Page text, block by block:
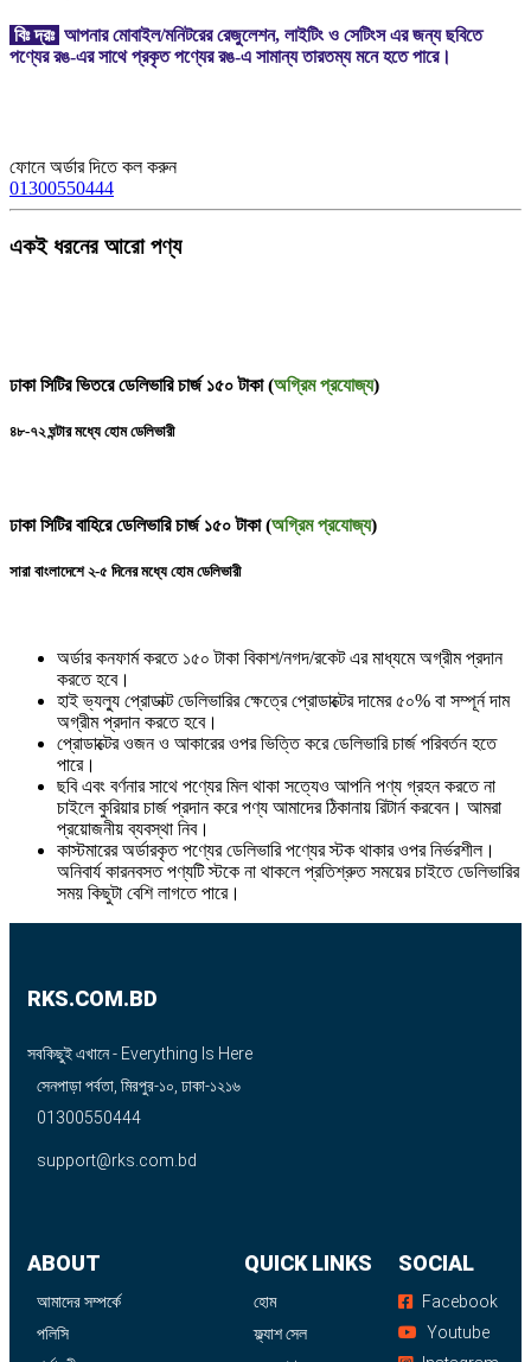
বিঃ দ্রঃ আপনার মোবাইল/মনিটরের রেজুলেশন, লাইটিং ও সেটিংস এর জন্য ছবিতে
পণ্যের রঙ-এর সাথে প্রকৃত পণ্যের রঙ-এ সামান্য তারতম্য মনে হতে পারে।
ফোনে অর্ডার দিতে কল করুন
01300550444
একই ধরনের আরো পণ্য
ঢাকা সিটির ভিতরে ডেলিভারি চার্জ ১৫০ টাকা (অগ্রিম প্রযোজ্য)
৪৮-৭২ ঘন্টার মধ্যে হোম ডেলিভারী
ঢাকা সিটির বাহিরে ডেলিভারি চার্জ ১৫০ টাকা (অগ্রিম প্রযোজ্য)
সারা বাংলাদেশে ২-৫ দিনের মধ্যে হোম ডেলিভারী
অর্ডার কনফার্ম করতে ১৫০ টাকা বিকাশ/নগদ/রকেট এর মাধ্যমে অগ্রীম প্রদান
করতে হবে।
হাই ভ্যল্যু প্রোডাক্ট ডেলিভারির ক্ষেত্রে প্রোডাক্টের দামের ৫০% বা সম্পূর্ন দাম
অগ্রীম প্রদান করতে হবে।
প্রোডাক্টের ওজন ও আকারের ওপর ভিত্তি করে ডেলিভারি চার্জ পরিবর্তন হতে
পারে।
ছবি এবং বর্ণনার সাথে পণ্যের মিল থাকা সত্যেও আপনি পণ্য গ্রহন করতে না
চাইলে কুরিয়ার চার্জ প্রদান করে পণ্য আমাদের ঠিকানায় রিটার্ন করবেন। আমরা
প্রয়োজনীয় ব্যবস্থা নিব।
কাস্টমারের অর্ডারকৃত পণ্যের ডেলিভারি পণ্যের স্টক থাকার ওপর নির্ভরশীল।
অনিবার্য কারনবসত পণ্যটি স্টকে না থাকলে প্রতিশ্রুত সময়ের চাইতে ডেলিভারির
সময় কিছুটা বেশি লাগতে পারে।
RKS.COM.BD
সবকিছুই এখানে - Everything Is Here
সেনপাড়া পর্বতা, মিরপুর-১০, ঢাকা-১২১৬
01300550444
support@rks.com.bd
ABOUT
আমাদের সম্পর্কে
পলিসি
QUICK LINKS
হোম
ফ্ল্যাশ সেল
SOCIAL
Facebook
Youtube